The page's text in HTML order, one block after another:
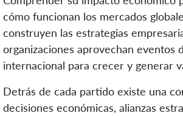
cómo funcionan los mercados
construyen las estrategias
organizaciones aprovechan eventos
internacional para crecer y generar
Detrás de cada partido existe una
decisiones económicas, alianzas